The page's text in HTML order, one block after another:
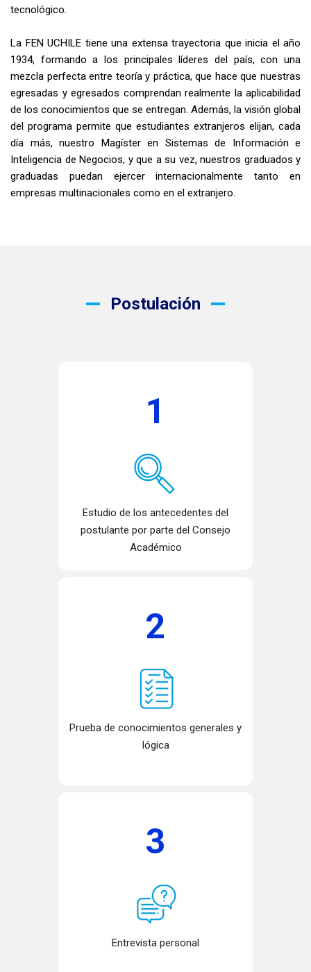
tecnológico.
La FEN UCHILE tiene una extensa trayectoria que inicia el año
1934, formando a los principales líderes del país, con una
mezcla perfecta entre teoría y práctica, que hace que nuestras
egresadas y egresados comprendan realmente la aplicabilidad
de los conocimientos que se entregan. Además, la visión global
del programa permite que estudiantes extranjeros elijan, cada
día más, nuestro Magíster en Sistemas de Información e
Inteligencia de Negocios, y que a su vez, nuestros graduados y
graduadas puedan ejercer internacionalmente tanto en
empresas multinacionales como en el extranjero.
Postulación
1
Estudio de los antecedentes del
postulante por parte del Consejo
Académico
2
Prueba de conocimientos generales y
lógica
3
Entrevista personal